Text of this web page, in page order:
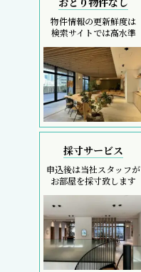
物件情報の更新鮮度は
検索サイトでは高水準
採寸サービス
申込後は当社スタッフが
お部屋を採寸致します